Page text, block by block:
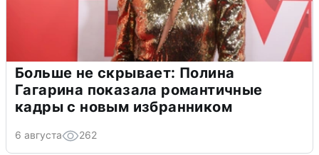
Больше не скрывает: Полина
Гагарина показала романтичные
кадры с новым избранником
6 августа 262